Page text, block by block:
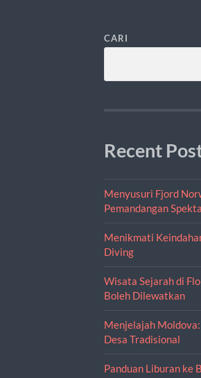
CARI
Recent
Menyusuri Fjord
Pemandangan
Menikmati
Diving
Wisata Sejarah di
Boleh Dilewatkan
Menjelajah
Desa Tradisional
Panduan Liburan ke